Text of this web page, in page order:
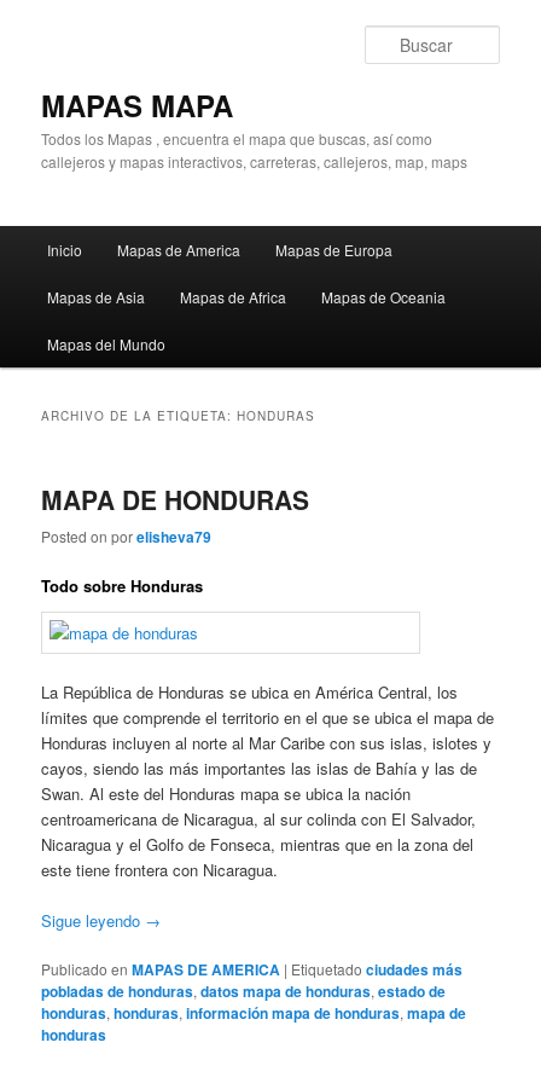
MAPAS MAPA
Todos los Mapas , encuentra el mapa que buscas, así como
callejeros y mapas interactivos, carreteras, callejeros, map, maps
principal
Inicio Mapas de America Mapas de Europa
Mapas de Asia Mapas de Africa Mapas de Oceania
Mapas del Mundo
ARCHIVO DE LA ETIQUETA:HONDURAS
MAPA DE HONDURAS
Posted onporelisheva79
Todo sobre Honduras
La República de Honduras se ubica en América Central, los
límites que comprende el territorio en el que se ubica el mapa de
Honduras incluyen al norte al Mar Caribe con sus islas, islotes y
cayos, siendo las más importantes las islas de Bahía y las de
Swan. Al este del Honduras mapa se ubica la nación
centroamericana de Nicaragua, al sur colinda con El Salvador,
Nicaragua y el Golfo de Fonseca, mientras que en la zona del
este tiene frontera con Nicaragua.
Sigue leyendo →
Publicado en MAPAS DE AMERICA | Etiquetado ciudades más
pobladas de honduras,datos mapa de honduras,estado de
honduras,honduras,información mapa de honduras,mapa de
honduras